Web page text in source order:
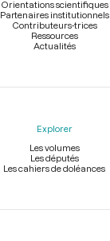
Orientations scientifiques
Partenaires institutionnels
Contributeurs-trices
Ressources
Actualités
Explorer
Les volumes
Les députés
Les cahiers de doléances